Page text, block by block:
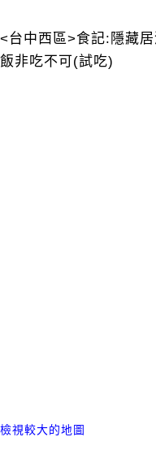
<台中西區>食記:隱藏
飯非吃不可(試吃)
檢視較大的地圖